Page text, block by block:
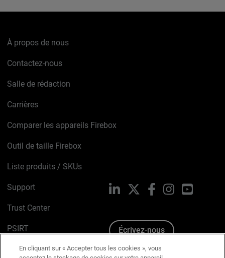
À propos de nous
Contactez-nous
Salle de rédaction
Carrières
Comparer les appareils Firebox
Outil de taille Firebox
Liste produits / SKUs
Support
Trust Center
PSIRT
Avis sur les cookies
LinkedIn FacebookInstagramYouTube
Écrivez-nous
En cliquant sur « Accepter tous les cookies », vous